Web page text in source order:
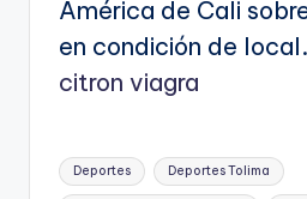
América de Cali
en condición de local.
citron viagra
Etiquetas:
Deportes Deportes Tolima